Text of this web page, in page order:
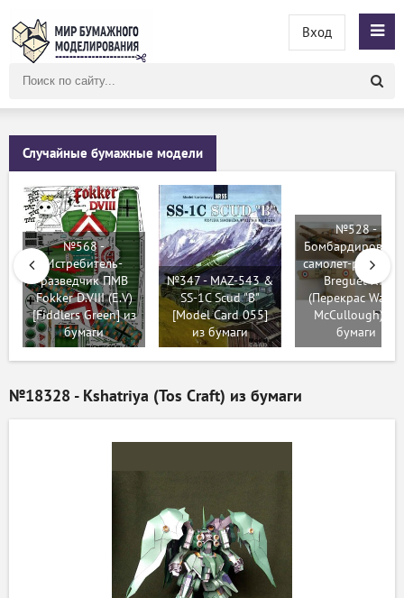
сайту
Вход
Случайные бумажные модели
№568 -
Истребитель-
разведчик ПМВ
Fokker D.VIII (Е.V)
[Fiddlers Green] из
бумаги
№347 - MAZ-543 &
SS-1C Scud "B"
[Model Card 055]
из бумаги
№528 -
самолет-
Breguet XIV
(Перекрас Wayne
McCullough) из
бумаги
№18328 - Kshatriya (Tos Craft) из бумаги